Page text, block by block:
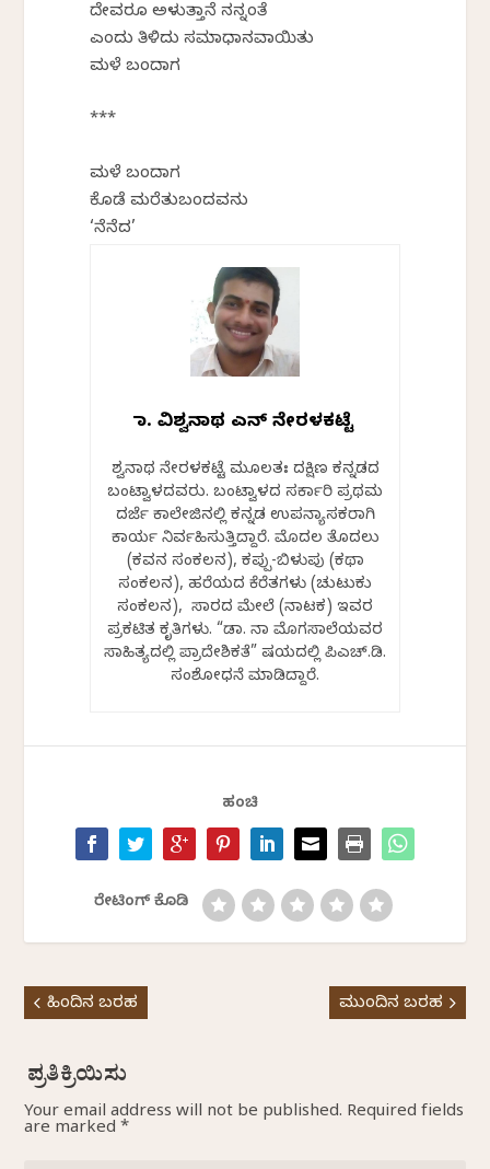
ದೇವರೂ ಅಳುತ್ತಾನೆ ನನ್ನಂತೆ
ಎಂದು ತಿಳಿದು ಸಮಾಧಾನವಾಯಿತು
ಮಳೆ ಬಂದಾಗ
***
ಮಳೆ ಬಂದಾಗ
ಕೊಡೆ ಮರೆತುಬಂದವನು
‘ನೆನೆದ’
ಡಾ. ವಿಶ್ವನಾಥ ಎನ್ ನೇರಳಕಟ್ಟೆ
ವಿಶ್ವನಾಥ ನೇರಳಕಟ್ಟೆ ಮೂಲತಃ ದಕ್ಷಿಣ ಕನ್ನಡದ
ಬಂಟ್ವಾಳದವರು. ಬಂಟ್ವಾಳದ ಸರ್ಕಾರಿ ಪ್ರಥಮ
ದರ್ಜೆ ಕಾಲೇಜಿನಲ್ಲಿ ಕನ್ನಡ ಉಪನ್ಯಾಸಕರಾಗಿ
ಕಾರ್ಯ ನಿರ್ವಹಿಸುತ್ತಿದ್ದಾರೆ. ಮೊದಲ ತೊದಲು
(ಕವನ ಸಂಕಲನ), ಕಪ್ಪು-ಬಿಳುಪು (ಕಥಾ
ಸಂಕಲನ), ಹರೆಯದ ಕೆರೆತಗಳು (ಚುಟುಕು
ಸಂಕಲನ), ಸಾವಿರದ ಮೇಲೆ (ನಾಟಕ) ಇವರ
ಪ್ರಕಟಿತ ಕೃತಿಗಳು. “ಡಾ. ನಾ ಮೊಗಸಾಲೆಯವರ
ಸಾಹಿತ್ಯದಲ್ಲಿ ಪ್ರಾದೇಶಿಕತೆ” ವಿಷಯದಲ್ಲಿ ಪಿಎಚ್.ಡಿ.
ಸಂಶೋಧನೆ ಮಾಡಿದ್ದಾರೆ.
ಹಂಚಿ
ರೇಟಿಂಗ್ ಕೊಡಿ
ಹಿಂದಿನ ಬರಹ ಮುಂದಿನ ಬರಹ
Your email address will not be published. Required fields
are marked*